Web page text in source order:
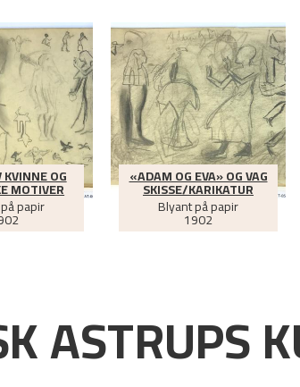
OG
MOTIVER
papir
«ADAM OG EVA» OG VAG
SKISSE/KARIKATUR
Blyant på papir
1902
ASTRUPS